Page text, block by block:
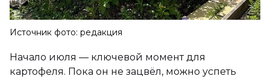
Источник фото: редакция
Начало июля — ключевой момент для
картофеля. Пока он не зацвёл, можно успеть